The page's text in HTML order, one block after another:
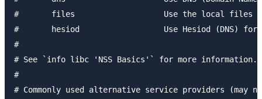
#	files			Use the local files in /etc
#	hesiod			Use Hesiod (DNS) for user lookups
#
# See `info libc 'NSS Basics'` for more information.
#
# Commonly used alternative service providers (may